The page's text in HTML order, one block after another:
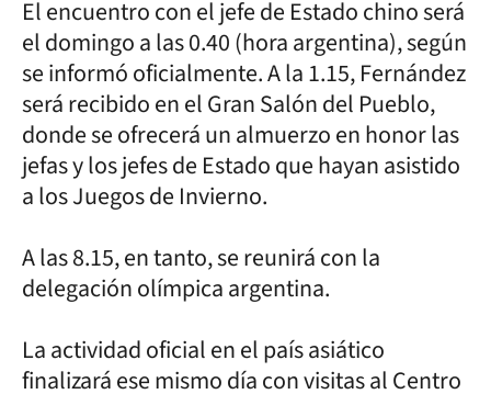
El encuentro con el jefe de Estado chino será
el domingo a las 0.40 (hora argentina), según
se informó oficialmente. A la 1.15, Fernández
será recibido en el Gran Salón del Pueblo,
donde se ofrecerá un almuerzo en honor las
jefas y los jefes de Estado que hayan asistido
a los Juegos de Invierno.
A las 8.15, en tanto, se reunirá con la
delegación olímpica argentina.
La actividad oficial en el país asiático
finalizará ese mismo día con visitas al Centro